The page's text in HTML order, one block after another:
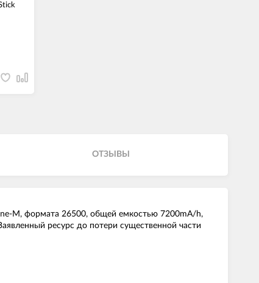
ОТЗЫВЫ
M, формата 26500, общей емкостью 7200mA/h,
ресурс до потери существенной части